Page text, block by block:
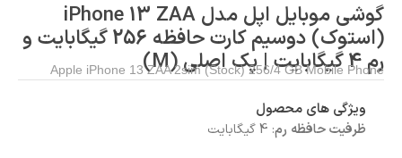
گوشی موبایل اپل مدل iPhone 13 ZAA
(استوک) دوسیم کارت حافظه 256 گیگابایت و
رم 4 گیگابایت | پک اصلی (M)
Apple iPhone 13 ZAA 2sim (Stock) 256/4 GB Mobile Phone
ویژگی های محصول
ظرفیت حافظه رم: 4 گیگابایت